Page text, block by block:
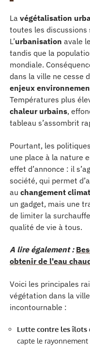
La végétalisation
toutes les
L’urbanisation avale
tandis que la
mondiale.
dans la ville ne cesse
enjeux
Températures plus
chaleur urbains,
tableau s’assombrit
Pourtant, les
une place à la nature
effet d’annonce : il
société, qui permet
au changement
un gadget, mais une
de limiter la
qualité de vie à tous.
A lire également :
obtenir de l'eau
Voici les principales
végétation dans la
incontournable :
Lutte contre les îlots
capte le